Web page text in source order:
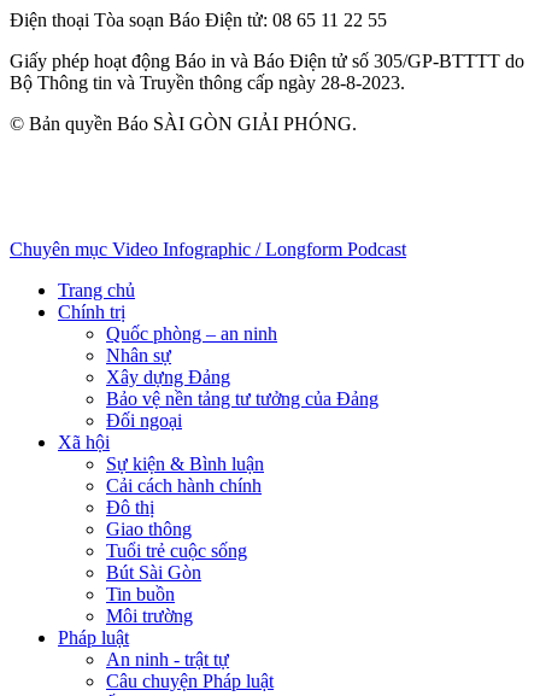
Điện thoại Tòa soạn Báo Điện tử: 08 65 11 22 55
Giấy phép hoạt động Báo in và Báo Điện tử số 305/GP-BTTTT do
Bộ Thông tin và Truyền thông cấp ngày 28-8-2023.
© Bản quyền Báo SÀI GÒN GIẢI PHÓNG.
Chuyên mục Video Infographic / Longform Podcast
Trang chủ
Chính trị
Quốc phòng – an ninh
Nhân sự
Xây dựng Đảng
Bảo vệ nền tảng tư tưởng của Đảng
Đối ngoại
Xã hội
Sự kiện & Bình luận
Cải cách hành chính
Đô thị
Giao thông
Tuổi trẻ cuộc sống
Bút Sài Gòn
Tin buồn
Môi trường
Pháp luật
An ninh - trật tự
Câu chuyện Pháp luật